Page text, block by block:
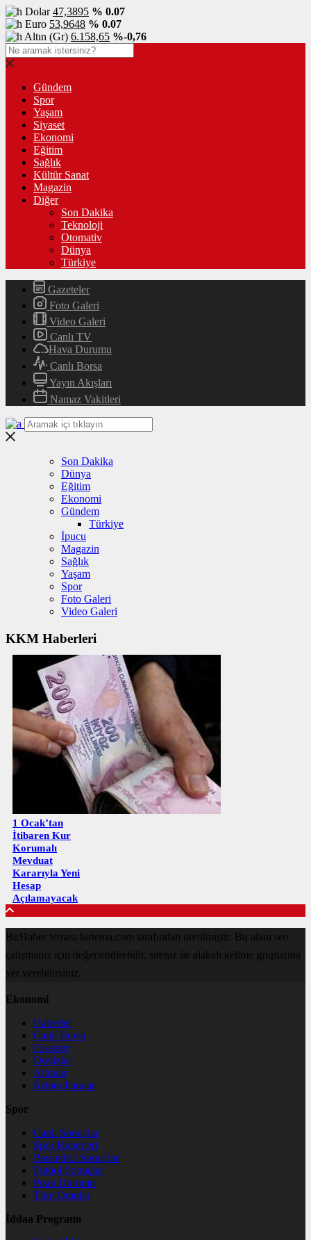
Dolar47,3895 % 0.07
Euro 53,9648 % 0.07
Altın (Gr) 6.158,65 %-0,76
Gündem
Spor
Yaşam
Siyaset
Ekonomi
Eğitim
Sağlık
Kültür Sanat
Magazin
Diğer
Son Dakika
Teknoloji
Otomativ
Dünya
Türkiye
Gazeteler
Foto Galeri
Video Galeri
Canlı TV
Hava Durumu
Canlı Borsa
Yayın Akışları
Namaz Vakitleri
Son Dakika
Dünya
Eğitim
Ekonomi
Gündem
Türkiye
İpucu
Magazin
Sağlık
Yaşam
Spor
Foto Galeri
Video Galeri
KKM Haberleri
1 Ocak’tan
İtibaren Kur
Korumalı
Mevduat
Kararıyla Yeni
Hesap
Açılamayacak
BirHaber teması birtema.com tarafından üretilmiştir. Bu alanı seo
çalışmanız için değerlendirebilir, siteniz ile alakalı kelime gruplarına
yer verebilirsiniz.
Ekonomi
Haberler
Canlı Borsa
Hisseler
Dövizler
Altınlar
Kripto Paralar
Spor
Canlı Sonuçlar
Spor Haberleri
Basketbol Sonuçlar
Futbol Sonuçlar
Puan Durumu
Tüm Oranlar
İddaa Programı